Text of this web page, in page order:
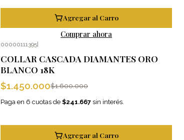
Agregar al Carro
Comprar ahora
00000111395|
COLLAR CASCADA DIAMANTES ORO
BLANCO 18K
$1.450.000$1.600.000
Paga en 6 cuotas de$241.667 sin interés.
Agregar al Carro